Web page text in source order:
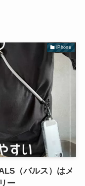
iPhone
（バルス）はメ
ー